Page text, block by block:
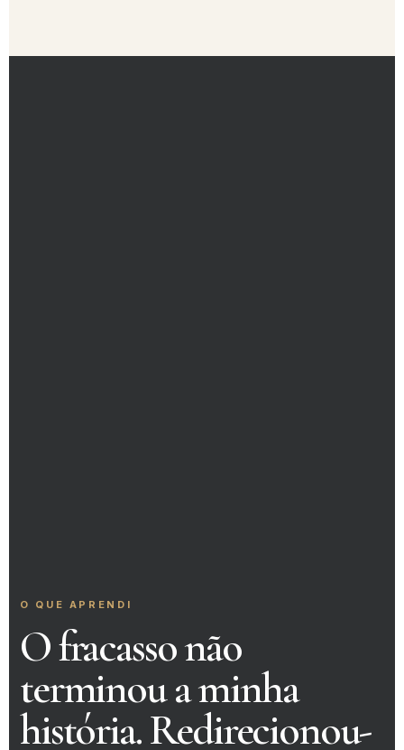
O QUE APRENDI
O fracasso não
terminou a minha
história. Redirecionou-